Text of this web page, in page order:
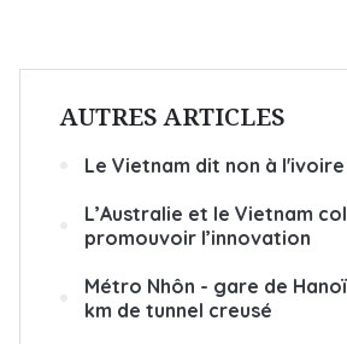
AUTRES ARTICLES
Le Vietnam dit non à
L’Australie et le Vietnam
promouvoir l’innovation
Métro Nhôn - gare de Hanoï
km de tunnel creusé